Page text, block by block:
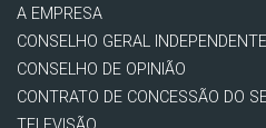
A EMPRESA
CONSELHO GERAL INDEPENDENTE
CONSELHO DE OPINIÃO
CONTRATO DE CONCESSÃO DO